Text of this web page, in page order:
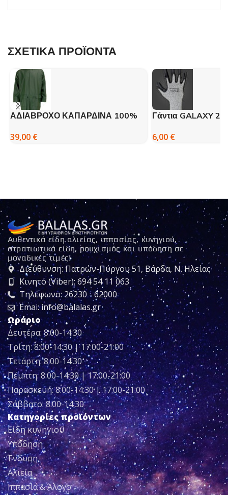
ΣΧΕΤΙΚΑ ΠΡΟΪΟΝΤΑ
ΑΔΙΑΒΡΟΧΟ ΚΑΠΑΡΔΙΝΑ 100%
39,00 €
Γάντια GALAXY
6,00 €
Αυθεντικά είδη αλιείας, ιππασίας, κυνηγιού,
στρατιωτικά είδη, ρουχισμός και υπόδηση σε
μοναδικές τιμές!
Διεύθυνση: Πατρών-Πύργου 51, Βάρδα, Ν. Ηλείας
Κινητό (Viber): 694 54 11 063
Τηλέφωνο: 26230 - 62000
Emai: info@balalas.gr
Ωράριο
Δευτέρα: 8:00-14:30
Τρίτη: 8:00-14:30 | 17:00-21:00
Τετάρτη: 8:00-14:30
Πέμπτη: 8:00-14:30 | 17:00-21:00
Παρασκευή: 8:00-14:30 | 17:00-21:00
Σάββατο: 8:00-14:30
Κατηγορίες προϊόντων
Είδη κυνηγιού
Υπόδηση
Ένδυση
Αλιεία
Ιππασία & Άλογο